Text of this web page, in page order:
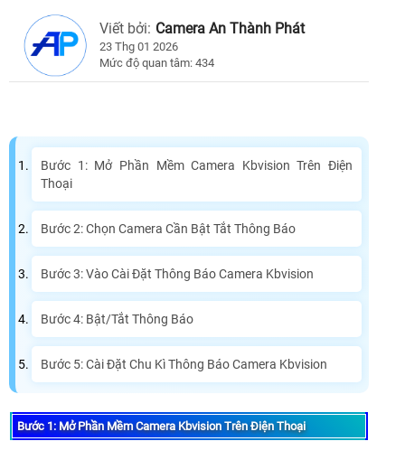
Viết bởi: Camera An Thành Phát
23 Thg 01 2026
Mức độ quan tâm: 434
Bước 1: Mở Phần Mềm Camera Kbvision Trên Điện
Thoại
Bước 2: Chọn Camera Cần Bật Tắt Thông Báo
Bước 3: Vào Cài Đặt Thông Báo Camera Kbvision
Bước 4: Bật/Tắt Thông Báo
Bước 5: Cài Đặt Chu Kì Thông Báo Camera Kbvision
Bước 1: Mở Phần Mềm Camera Kbvision Trên Điện Thoại